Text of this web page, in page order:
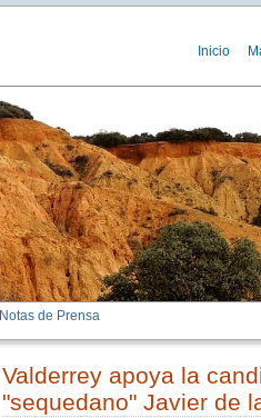
Inicio
Notas de Prensa
Valderrey apoya la
"sequedano" Javier de